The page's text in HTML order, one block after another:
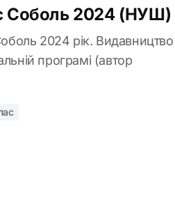
Соболь 2024 (НУШ)
2024 рік. Видавництво
програмі (автор